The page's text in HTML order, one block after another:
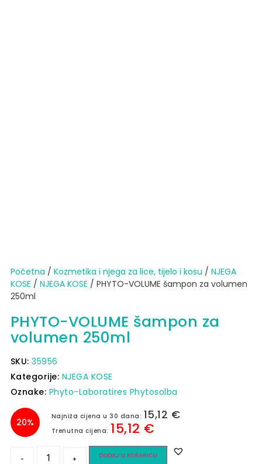
Početna / Kozmetika i njega za lice, tijelo i kosu / NJEGA
KOSE / NJEGA KOSE / PHYTO-VOLUME šampon za volumen
250ml
PHYTO-VOLUME šampon za
volumen 250ml
SKU:35956
Kategorije: NJEGA KOSE
Oznake: Phyto-Laboratires Phytosolba
20%
Najniža cijena u 30 dana: 15,12 €
Trenutna cijena: 15,12 €
- + DODAJ U KOŠARICU